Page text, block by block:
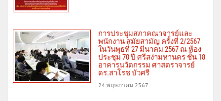
การประชุมสภาคณาจารย์และ
พนักงาน สมัยสามัญ ครั้งที่ 2/2567
ในวันพุธที่ 27 มีนาคม 2567 ณ ห้อง
ประชุม 70 ปี ศรีสง่ามหานคร ชั้น 18
อาคารนวัตกรรม ศาสตราจารย์
ดร.สาโรช บัวศรี
24 พฤษภาคม 2567